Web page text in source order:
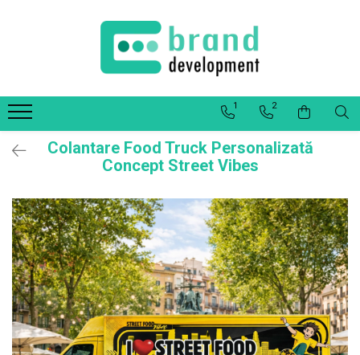
Office Elixir Capsule
1 2
Colantare Food Truck Personalizată
Concept Street Vibes